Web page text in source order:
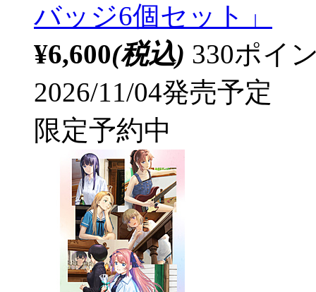
バッジ6個セット」
¥6,600(税込) 330ポイ
2026/11/04発売予定
限定予約中